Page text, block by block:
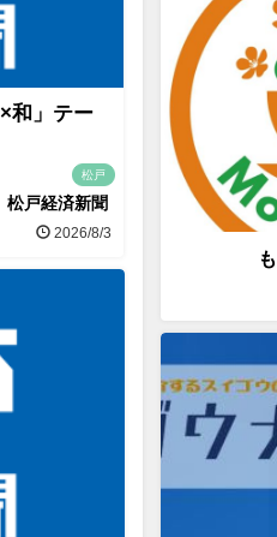
和」テー
松戸
松戸経済新聞
2026/8/3